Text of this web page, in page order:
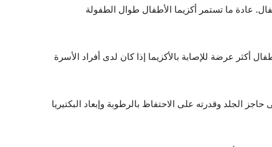
عادة ما تستمر أكزيما الأطفال طوال الطفولة
أكثر عرضة للإصابة بالأكزيما إذا كان لدى أفراد الأسرة
الجلد وقدرته على الاحتفاظ بالرطوبة وإبعاد البكتيريا